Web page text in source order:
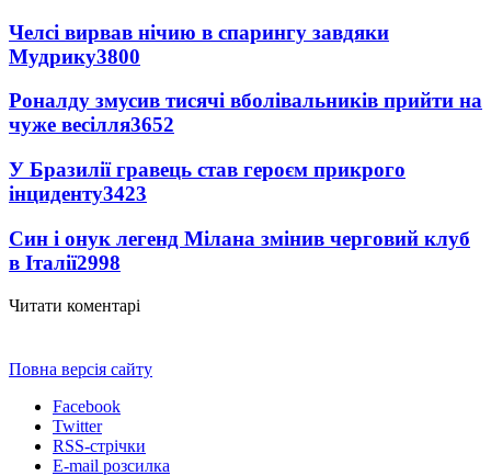
Челсі вирвав нічию в спарингу завдяки
Мудрику3800
Роналду змусив тисячі вболівальників прийти на
чуже весілля3652
У Бразилії гравець став героєм прикрого
інциденту3423
Син і онук легенд Мілана змінив черговий клуб
в Італії2998
Читати коментарі
Повна версія сайту
Facebook
Twitter
RSS-стрічки
E-mail розсилка